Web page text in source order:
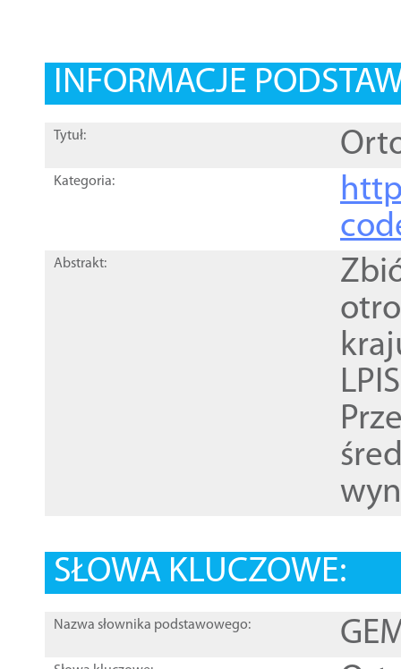
INFORMACJE
Tytuł:
Kategoria:
Abstrakt:
SŁOWA KLUCZOWE:
Nazwa słownika podstawowego: